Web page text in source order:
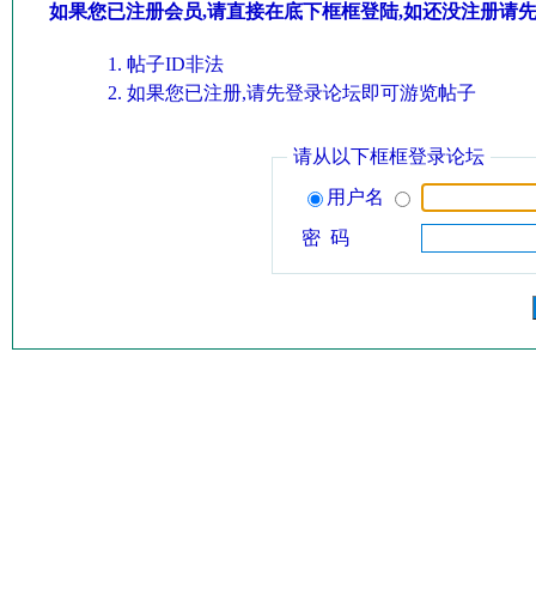
如果您已注册会员,请直接在底下框框登陆,如还没注册请
帖子ID非法
如果您已注册,请先登录论坛即可游览帖子
请从以下框框登录论坛
用户名
密 码